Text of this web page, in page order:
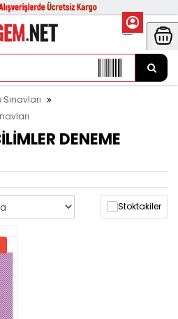
DENEME
Stoktakiler